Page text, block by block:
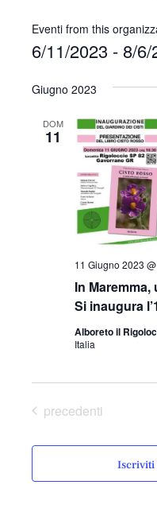
Eventi from this
6/11/2023 - 8/6/
e
Giugno 2023
DOM
11
In
Si inaugura
11 Giugno 2023
Alboreto il
Italia
Eventi
precedenti
Iscriviti